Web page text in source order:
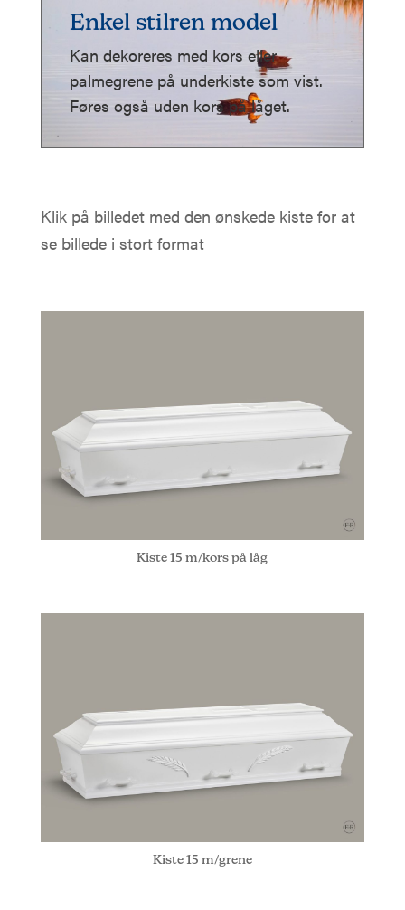
Enkel stilren model
Kan dekoreres med kors eller
palmegrene på underkiste som vist.
Føres også uden kors på låget.
Klik på billedet med den ønskede kiste for at
se billede i stort format
Kiste 15 m/kors på låg
Kiste 15 m/grene